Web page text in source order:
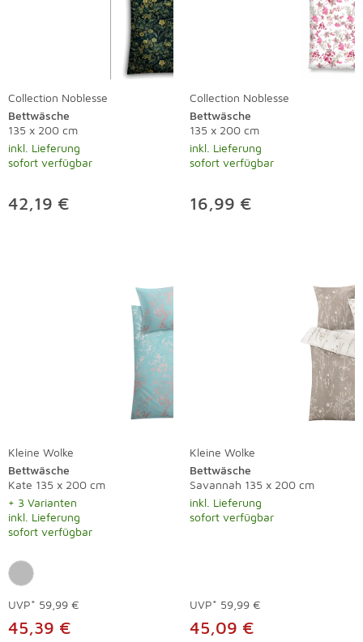
Collection Noblesse
Bettwäsche
135 x 200 cm
inkl. Lieferung
sofort verfügbar
42,19 €
Collection Noblesse
Bettwäsche
135 x 200 cm
inkl. Lieferung
sofort verfügbar
16,99 €
Kleine Wolke
Bettwäsche
Kate 135 x 200 cm
+ 3 Varianten
inkl. Lieferung
sofort verfügbar
UVP* 59,99 €
45,39 €
Kleine Wolke
Bettwäsche
Savannah 135 x 200 cm
inkl. Lieferung
sofort verfügbar
UVP* 59,99 €
45,09 €